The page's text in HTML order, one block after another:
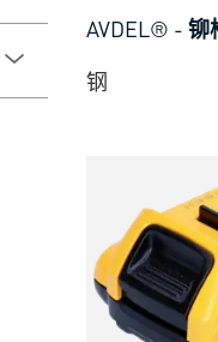
AVDEL® - 铆
钢